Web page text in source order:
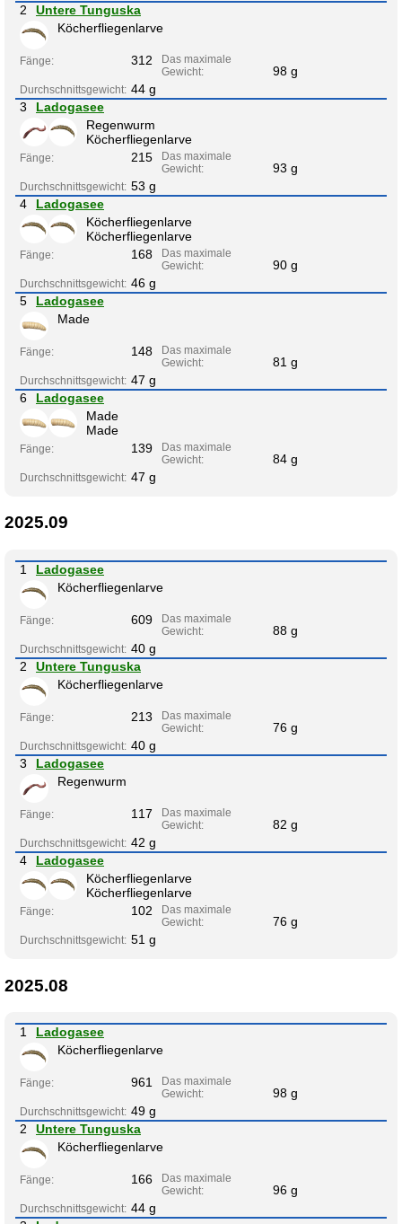
2
Untere Tunguska
Köcherfliegenlarve
Fänge: 312
Das maximale
Gewicht:
98 g
Durchschnittsgewicht: 44 g
3
Ladogasee
Regenwurm
Köcherfliegenlarve
Fänge: 215
Das maximale
Gewicht:
93 g
Durchschnittsgewicht: 53 g
4
Ladogasee
Köcherfliegenlarve
Köcherfliegenlarve
Fänge: 168
Das maximale
Gewicht:
90 g
Durchschnittsgewicht: 46 g
5
Ladogasee
Made
Fänge: 148
Das maximale
Gewicht:
81 g
Durchschnittsgewicht: 47 g
6
Ladogasee
Made
Made
Fänge: 139
Das maximale
Gewicht:
84 g
Durchschnittsgewicht: 47 g
2025.09
1
Ladogasee
Köcherfliegenlarve
Fänge: 609
Das maximale
Gewicht:
88 g
Durchschnittsgewicht: 40 g
2
Untere Tunguska
Köcherfliegenlarve
Fänge: 213
Das maximale
Gewicht:
76 g
Durchschnittsgewicht: 40 g
3
Ladogasee
Regenwurm
Fänge: 117
Das maximale
Gewicht:
82 g
Durchschnittsgewicht: 42 g
4
Ladogasee
Köcherfliegenlarve
Köcherfliegenlarve
Fänge: 102
Das maximale
Gewicht:
76 g
Durchschnittsgewicht: 51 g
2025.08
1
Ladogasee
Köcherfliegenlarve
Fänge: 961
Das maximale
Gewicht:
98 g
Durchschnittsgewicht: 49 g
2
Untere Tunguska
Köcherfliegenlarve
Fänge: 166
Das maximale
Gewicht:
96 g
Durchschnittsgewicht: 44 g